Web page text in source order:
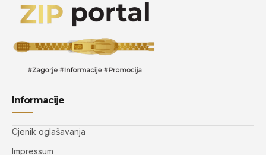
Informacije
Cjenik oglašavanja
Impressum